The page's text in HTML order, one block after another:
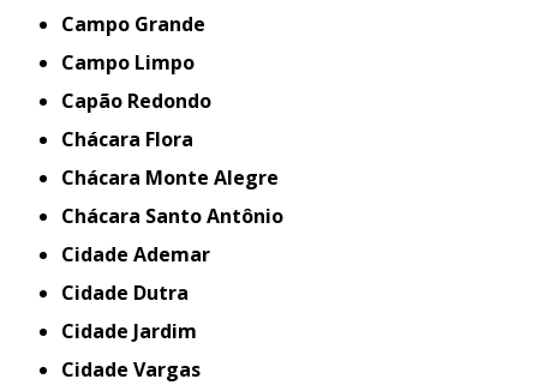
Campo Grande
Campo Limpo
Capão Redondo
Chácara Flora
Chácara Monte Alegre
Chácara Santo Antônio
Cidade Ademar
Cidade Dutra
Cidade Jardim
Cidade Vargas